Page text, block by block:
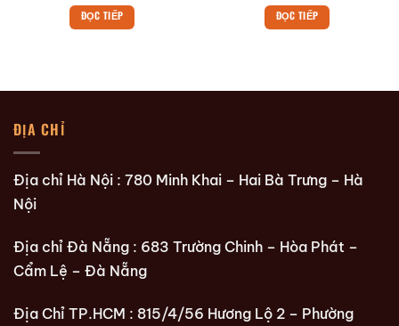
ĐỌC TIẾP ĐỌC TIẾP
ĐỊA CHỈ
Địa chỉ Hà Nội : 780 Minh Khai – Hai Bà Trưng – Hà
Nội
Địa chỉ Đà Nẵng : 683 Trường Chinh – Hòa Phát –
Cẩm Lệ – Đà Nẵng
Địa Chỉ TP.HCM : 815/4/56 Hương Lộ 2 – Phường